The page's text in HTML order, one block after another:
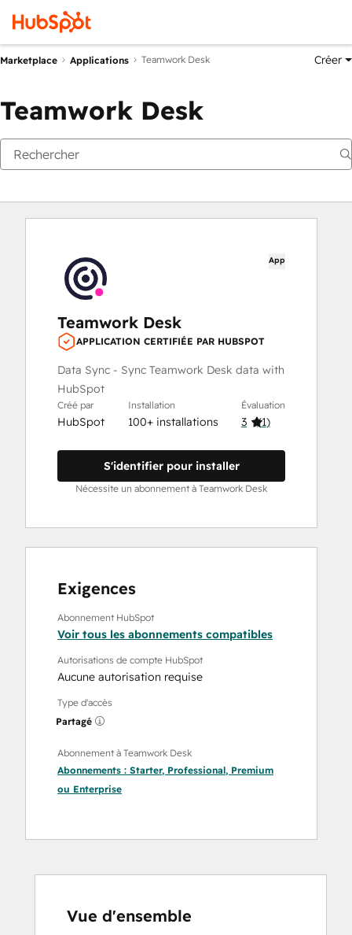
Marketplace Applications Teamwork Desk Créer
Teamwork Desk
App
Teamwork Desk
APPLICATION CERTIFIÉE PAR HUBSPOT
Data Sync - Sync Teamwork Desk data with
HubSpot
Créé par
HubSpot
Installation
100+ installations
Évaluation
3 (1)
S'identifier pour installer
Nécessite un abonnement à Teamwork Desk
Exigences
Abonnement HubSpot
Voir tous les abonnements compatibles
Autorisations de compte HubSpot
Aucune autorisation requise
Type d'accès
Partagé
Abonnement à Teamwork Desk
Abonnements : Starter, Professional, Premium
ou Enterprise
Vue d'ensemble